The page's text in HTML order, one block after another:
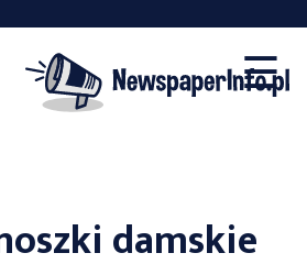
☰
×
damskie